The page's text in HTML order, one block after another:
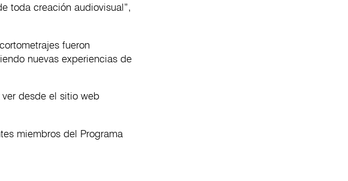
toda creación audiovisual”,
fueron
nuevas experiencias de
desde el sitio web
miembros del Programa